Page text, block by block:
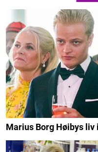
Marius Borg Høibys